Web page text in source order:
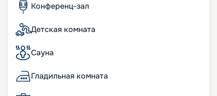
Конференц-зал
Детская комната
Сауна
Гладильная комната